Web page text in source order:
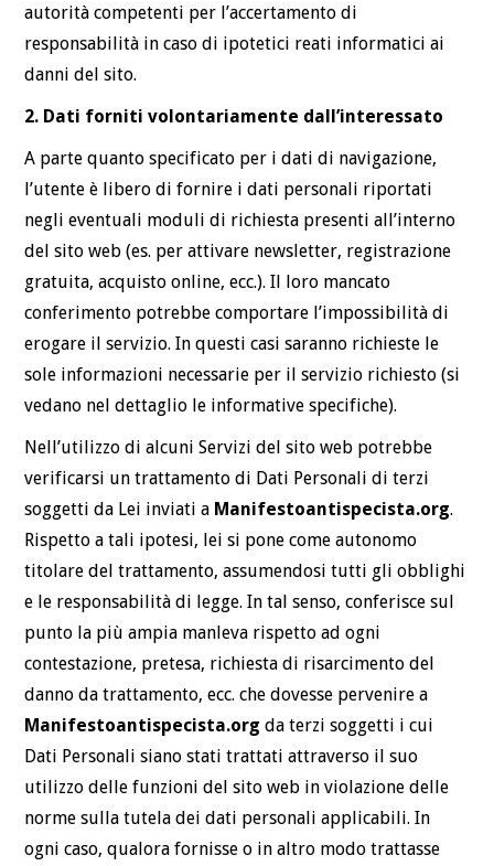
autorità competenti per l’accertamento di
responsabilità in caso di ipotetici reati informatici ai
danni del sito.
2. Dati forniti volontariamente dall’interessato
A parte quanto specificato per i dati di navigazione,
l’utente è libero di fornire i dati personali riportati
negli eventuali moduli di richiesta presenti all’interno
del sito web (es. per attivare newsletter, registrazione
gratuita, acquisto online, ecc.). Il loro mancato
conferimento potrebbe comportare l’impossibilità di
erogare il servizio. In questi casi saranno richieste le
sole informazioni necessarie per il servizio richiesto (si
vedano nel dettaglio le informative specifiche).
Nell’utilizzo di alcuni Servizi del sito web potrebbe
verificarsi un trattamento di Dati Personali di terzi
soggetti da Lei inviati a Manifestoantispecista.org.
Rispetto a tali ipotesi, lei si pone come autonomo
titolare del trattamento, assumendosi tutti gli obblighi
e le responsabilità di legge. In tal senso, conferisce sul
punto la più ampia manleva rispetto ad ogni
contestazione, pretesa, richiesta di risarcimento del
danno da trattamento, ecc. che dovesse pervenire a
Manifestoantispecista.org da terzi soggetti i cui
Dati Personali siano stati trattati attraverso il suo
utilizzo delle funzioni del sito web in violazione delle
norme sulla tutela dei dati personali applicabili. In
ogni caso, qualora fornisse o in altro modo trattasse